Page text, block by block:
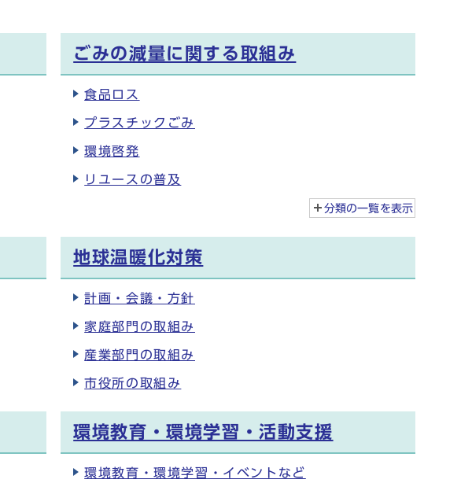
ごみの減量に関する取組み
食品ロス
プラスチックごみ
環境啓発
リユースの普及
分類の一覧を表示
地球温暖化対策
計画・会議・方針
家庭部門の取組み
産業部門の取組み
市役所の取組み
環境教育・環境学習・活動支援
環境教育・環境学習・イベントなど